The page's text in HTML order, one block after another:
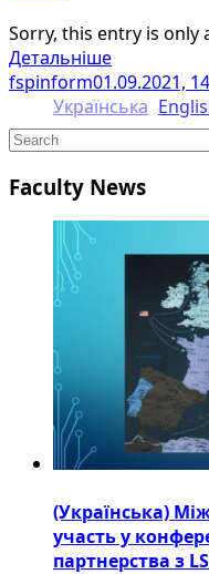
Sorry, this entry is only
Детальніше
fspinform01.09.2021,
Українська
Faculty News
(Українська)
участь у
партнерства з